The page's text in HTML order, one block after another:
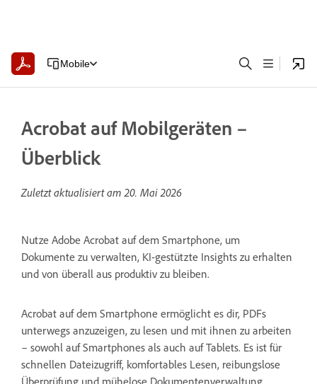
Mobile
Acrobat auf Mobilgeräten –
Überblick
Zuletzt aktualisiert am20. Mai 2026
Nutze Adobe Acrobat auf dem Smartphone, um
Dokumente zu verwalten, KI-gestützte Insights zu erhalten
und von überall aus produktiv zu bleiben.
Acrobat auf dem Smartphone ermöglicht es dir, PDFs
unterwegs anzuzeigen, zu lesen und mit ihnen zu arbeiten
– sowohl auf Smartphones als auch auf Tablets. Es ist für
schnellen Dateizugriff, komfortables Lesen, reibungslose
Überprüfung und mühelose Dokumentenverwaltung